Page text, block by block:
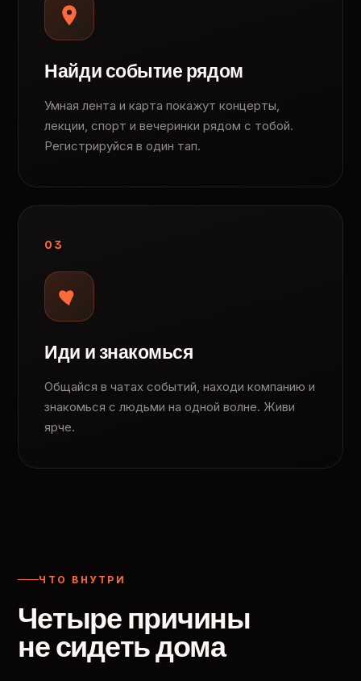
Найди событие рядом
Умная лента и карта покажут концерты,
лекции, спорт и вечеринки рядом с тобой.
Регистрируйся в один тап.
03
Иди и знакомься
Общайся в чатах событий, находи компанию и
знакомься с людьми на одной волне. Живи
ярче.
ЧТО ВНУТРИ
Четыре причины
не сидеть дома